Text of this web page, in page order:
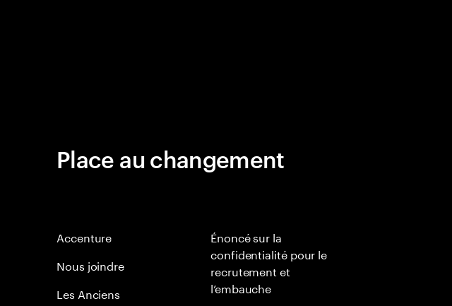
Place au changement
Accenture
Nous joindre
Les Anciens
Énoncé sur la
confidentialité pour le
recrutement et
l’embauche